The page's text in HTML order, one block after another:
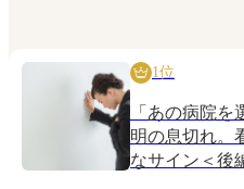
1位
「あの病院
明の息切れ。
なサイン＜後